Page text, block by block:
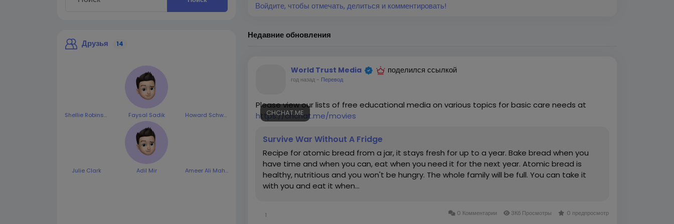
Друзья 14
Shellie Robinson Faysal Sadik Howard Schweppes
Julie Clark Adil Mir Ameer Ali Mahar
Войдите, чтобы отмечать, делиться и комментировать!
Недавние обновления
World Trust Media поделился ссылкой
год назад - Перевод
Please view our lists of free educational media on various topics for basic care needs at
https://chchat.me/movies
CHCHAT.ME
Survive War Without A Fridge
Recipe for atomic bread from a jar, it stays fresh for up to a year. Bake bread when you
have time and when you can, eat when you need it for the next year. Atomic bread is
healthy, nutritious and you won't be hungry. The whole family will be full. You can take it
with you and eat it when...
1 0 Комментарии 3Кб Просмотры 0 предпросмотр